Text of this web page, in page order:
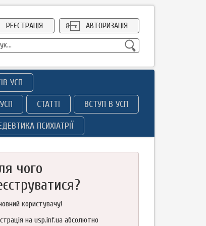
АВТОРИЗАЦІЯ
РЕЄСТРАЦІЯ
УСП
СТАТТІ ВСТУП В УСП
ПСИХІАТРІЇ
чого
користувачу!
на usp.inf.ua абсолютно